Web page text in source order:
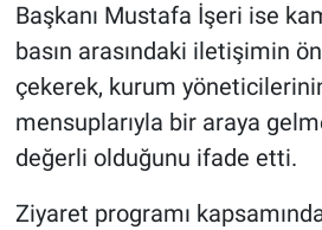
Başkanı Mustafa İşeri ise
basın arasındaki iletişimin
çekerek, kurum
mensuplarıyla bir araya
değerli olduğunu ifade etti.
Ziyaret programı